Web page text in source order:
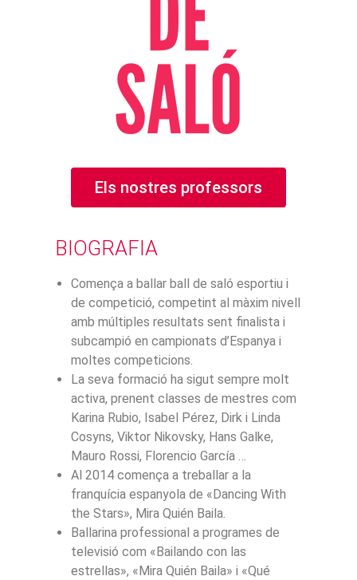
Els nostres professors
BIOGRAFIA
Comença a ballar ball de saló esportiu i
de competició, competint al màxim nivell
amb múltiples resultats sent finalista i
subcampió en campionats d’Espanya i
moltes competicions.
La seva formació ha sigut sempre molt
activa, prenent classes de mestres com
Karina Rubio, Isabel Pérez, Dirk i Linda
Cosyns, Viktor Nikovsky, Hans Galke,
Mauro Rossi, Florencio García …
Al 2014 comença a treballar a la
franquícia espanyola de «Dancing With
the Stars», Mira Quién Baila.
Ballarina professional a programes de
televisió com «Bailando con las
estrellas», «Mira Quién Baila» i «Qué